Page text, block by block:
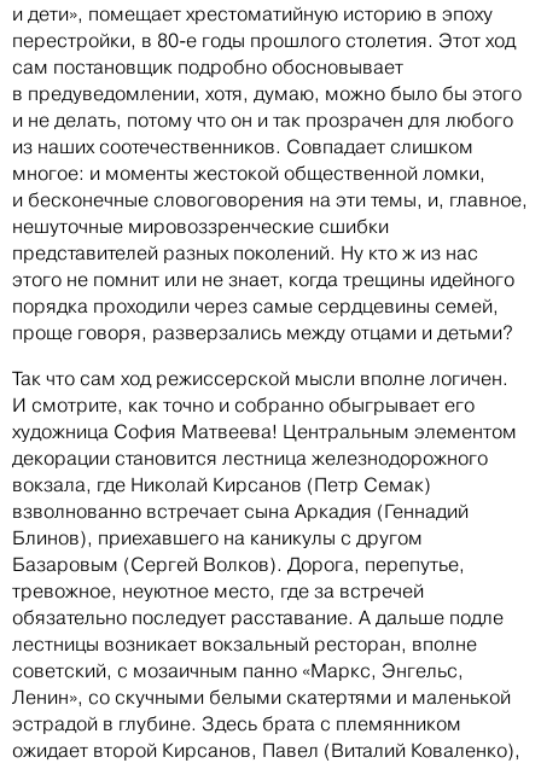
и дети», помещает хрестоматийную историю в эпоху
перестройки, в 80-е годы прошлого столетия. Этот ход
сам постановщик подробно обосновывает
в предуведомлении, хотя, думаю, можно было бы этого
и не делать, потому что он и так прозрачен для любого
из наших соотечественников. Совпадает слишком
многое: и моменты жестокой общественной ломки,
и бесконечные словоговорения на эти темы, и, главное,
нешуточные мировоззренческие сшибки
представителей разных поколений. Ну кто ж из нас
этого не помнит или не знает, когда трещины идейного
порядка проходили через самые сердцевины семей,
проще говоря, разверзались между отцами и детьми?
Так что сам ход режиссерской мысли вполне логичен.
И смотрите, как точно и собранно обыгрывает его
художница София Матвеева! Центральным элементом
декорации становится лестница железнодорожного
вокзала, где Николай Кирсанов (Петр Семак)
взволнованно встречает сына Аркадия (Геннадий
Блинов), приехавшего на каникулы с другом
Базаровым (Сергей Волков). Дорога, перепутье,
тревожное, неуютное место, где за встречей
обязательно последует расставание. А дальше подле
лестницы возникает вокзальный ресторан, вполне
советский, с мозаичным панно «Маркс, Энгельс,
Ленин», со скучными белыми скатертями и маленькой
эстрадой в глубине. Здесь брата с племянником
ожидает второй Кирсанов, Павел (Виталий Коваленко),